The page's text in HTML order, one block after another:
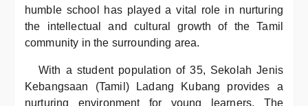
humble school has played a vital role in nurturing
the intellectual and cultural growth of the Tamil
community in the surrounding area.
With a student population of 35, Sekolah Jenis
Kebangsaan (Tamil) Ladang Kubang provides a
nurturing environment for young learners. The